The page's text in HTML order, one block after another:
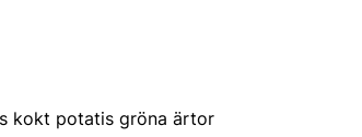
kokt potatis gröna ärtor